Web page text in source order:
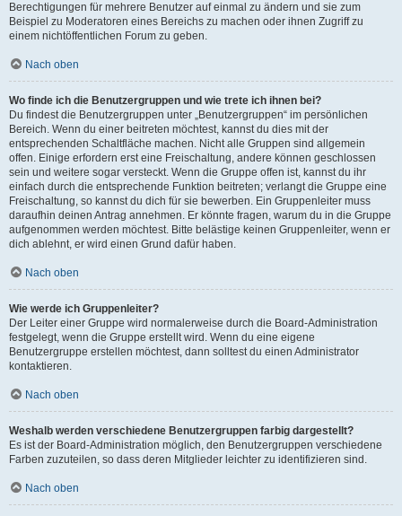
Berechtigungen für mehrere Benutzer auf einmal zu ändern und sie zum
Beispiel zu Moderatoren eines Bereichs zu machen oder ihnen Zugriff zu
einem nichtöffentlichen Forum zu geben.
Nach oben
Wo finde ich die Benutzergruppen und wie trete ich ihnen bei?
Du findest die Benutzergruppen unter „Benutzergruppen“ im persönlichen
Bereich. Wenn du einer beitreten möchtest, kannst du dies mit der
entsprechenden Schaltfläche machen. Nicht alle Gruppen sind allgemein
offen. Einige erfordern erst eine Freischaltung, andere können geschlossen
sein und weitere sogar versteckt. Wenn die Gruppe offen ist, kannst du ihr
einfach durch die entsprechende Funktion beitreten; verlangt die Gruppe eine
Freischaltung, so kannst du dich für sie bewerben. Ein Gruppenleiter muss
daraufhin deinen Antrag annehmen. Er könnte fragen, warum du in die Gruppe
aufgenommen werden möchtest. Bitte belästige keinen Gruppenleiter, wenn er
dich ablehnt, er wird einen Grund dafür haben.
Nach oben
Wie werde ich Gruppenleiter?
Der Leiter einer Gruppe wird normalerweise durch die Board-Administration
festgelegt, wenn die Gruppe erstellt wird. Wenn du eine eigene
Benutzergruppe erstellen möchtest, dann solltest du einen Administrator
kontaktieren.
Nach oben
Weshalb werden verschiedene Benutzergruppen farbig dargestellt?
Es ist der Board-Administration möglich, den Benutzergruppen verschiedene
Farben zuzuteilen, so dass deren Mitglieder leichter zu identifizieren sind.
Nach oben